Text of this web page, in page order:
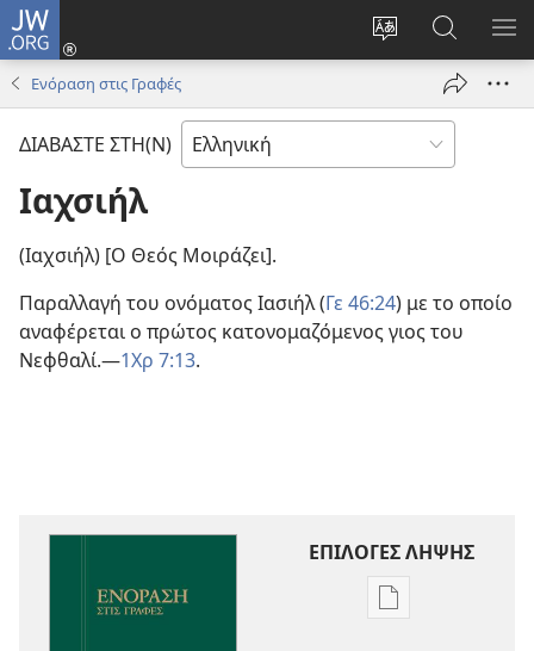
JW.ORG
Αλλαγή
γλώσσας
ιστότοπου
Σύνδεση
(ανοίγει
παράθυρο)
στο
JW.ORG
Ενόραση στις Γραφές
ΔΙΑΒΑΣΤΕ ΣΤΗ(Ν)
Ιαχσιήλ
(Ιαχσιήλ) [Ο Θεός Μοιράζει].
Παραλλαγή του ονόματος Ιασιήλ (Γε 46:24) με το οποίο
αναφέρεται ο πρώτος κατονομαζόμενος γιος του
Νεφθαλί.—1Χρ 7:13.
ΕΠΙΛΟΓΕΣ ΛΗΨΗΣ
Επιλογές